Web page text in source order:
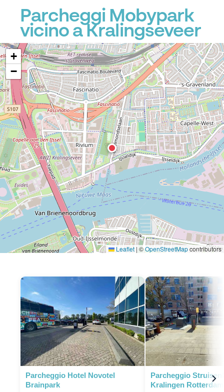
Parcheggi Mobypark
vicino a Kralingseveer
+
−
Leaflet | ©OpenStreetMapcontributors
Parcheggio Hotel Novotel
Brainpark
Parcheggio
Kralingen Rotterdam